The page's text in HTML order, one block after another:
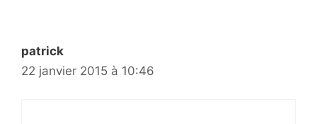
patrick
22 janvier 2015 à 10:46